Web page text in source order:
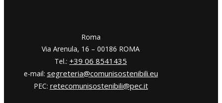
​​Roma
Via Arenula, 16 – 00186 ROMA
Tel.: +39 06 8541435
e-mail: segreteria@comunisostenibili.eu
PEC: retecomunisostenibili@pec.it